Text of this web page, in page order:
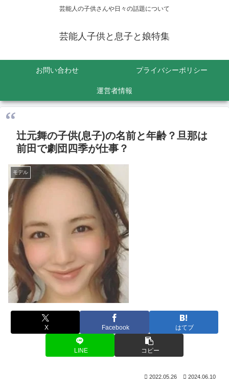
芸能人の子供さんや日々の話題について
芸能人子供と息子と娘特集
お問い合わせ プライバシーポリシー
運営者情報
辻元舞の子供(息子)の名前と年齢？旦那は
前田で劇団四季が仕事？
モデル
X Facebook はてブ
LINE コピー
2022.05.26 2024.06.10